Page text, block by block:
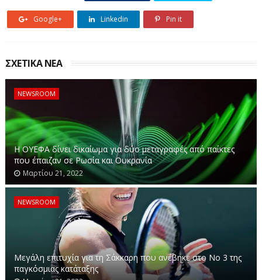
«Η
αντίστασή του θα παραμείνει αξέχαστη»: Το
μήνυμα του Γερμανού πρέσβη για τον θάνατο
του Μανώλη Γλέζου
Google+ Linkedin Pin it
ΣΧΕΤΙΚΑ ΝΕΑ
NEWSROOM
Η ΟΥΕΦΑ δίνει δικαίωμα για δύο μεταγραφές από παίκτες
που έπαιζαν σε Ρωσία και Ουκρανία
Μαρτίου 21, 2022
NEWSROOM
Μεγάλη επιτυχία για τη Σάκκαρη που ανέβηκε στο Νο 3 της
παγκόσμιας κατάταξης